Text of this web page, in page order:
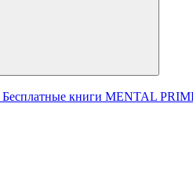
Бесплатные книги MENTAL